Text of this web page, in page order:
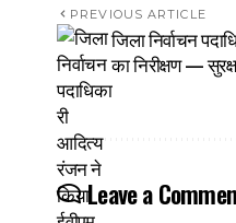
PREVIOUS ARTICLE
जिला निर्वाचन
का निरीक्षण —
Leave a